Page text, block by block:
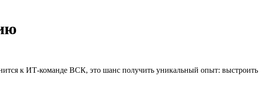
к ИТ-команде ВСК, это шанс получить уникальный опыт: выстроить